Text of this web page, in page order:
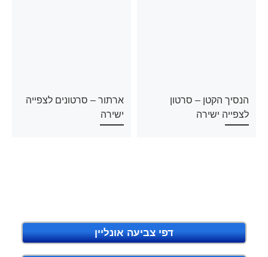
הנסיך הקטן – סרטון
לצפייה ישירה
ארתור – סרטונים לצפייה
ישירה
דפי צביעה אונליין